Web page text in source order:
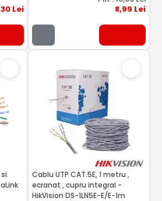
Lei 8,99 Lei
Cablu UTP CAT.5E, 1 metru ,
ecranat , cupru integral -
HikVision DS-1LN5E-E/E-1m